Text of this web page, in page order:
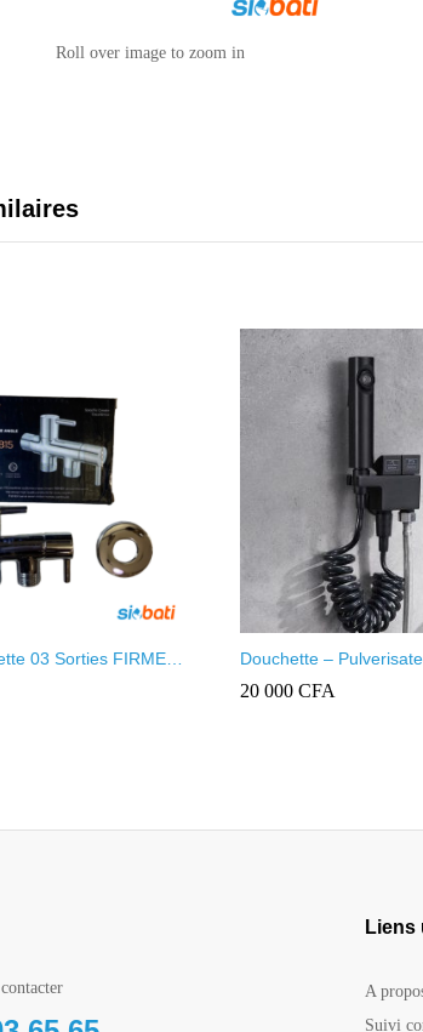
Roll over image to zoom in
03 Sorties FIRMER
Douchette –
marque Firmer
20 000 CFA
Liens
A
Suivi